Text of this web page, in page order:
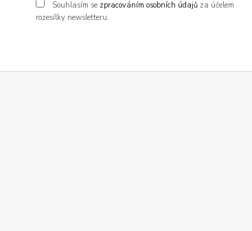
Souhlasím se zpracováním osobních údajů za účelem
rozesílky newsletteru.